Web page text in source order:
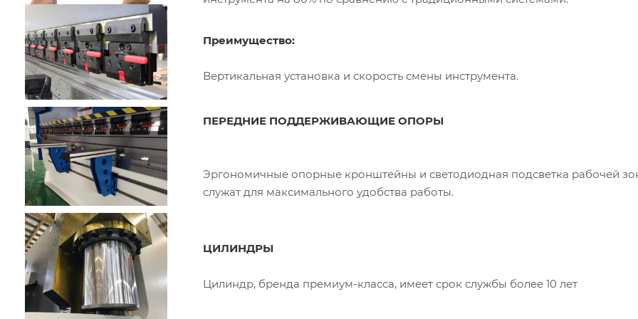
Преимущество:
Вертикальная установка и скорость смены инструмента.
ПЕРЕДНИЕ ПОДДЕРЖИВАЮЩИЕ ОПОРЫ
Эргономичные опорные кронштейны и светодиодная подсветка рабочей
служат для максимального удобства работы.
ЦИЛИНДРЫ
Цилиндр, бренда премиум-класса, имеет срок службы более 10 лет